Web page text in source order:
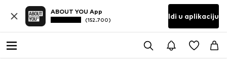
ABOUT YOU App
(152.700) Idi u aplikaciju